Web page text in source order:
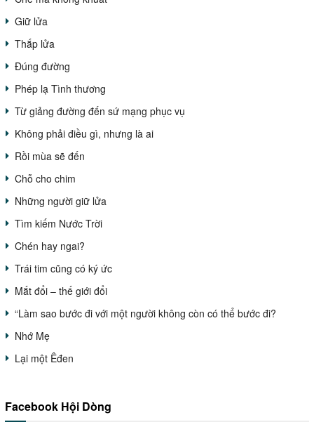
Giữ lửa
Thắp lửa
Đúng đường
Phép lạ Tình thương
Từ giảng đường đến sứ mạng phục vụ
Không phải điều gì, nhưng là ai
Rồi mùa sẽ đến
Chỗ cho chim
Những người giữ lửa
Tìm kiếm Nước Trời
Chén hay ngai?
Trái tim cũng có ký ức
Mắt đổi – thế giới đổi
“Làm sao bước đi với một người không còn có thể bước đi?
Nhớ Mẹ
Lại một Êđen
Facebook Hội Dòng